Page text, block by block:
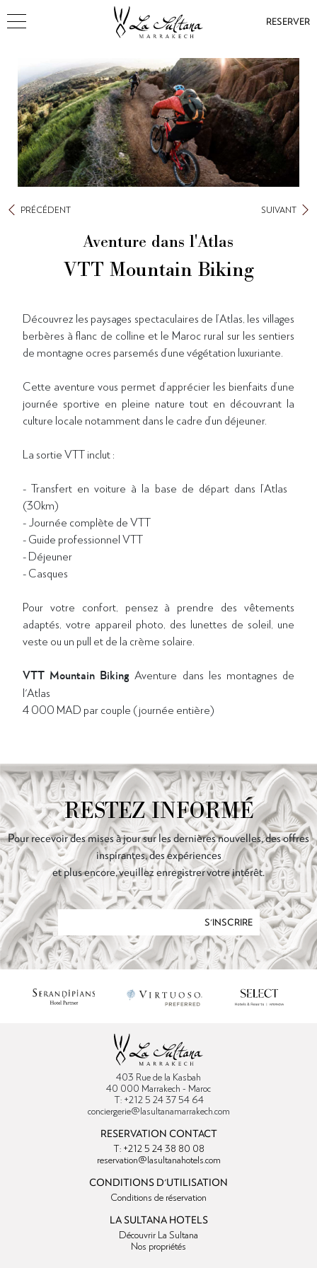
RESERVER
Aventure dans l'Atlas
VTT Mountain Biking
PRÉCÉDENT SUIVANT
Découvrez les paysages spectaculaires de l’Atlas, les villages
berbères à flanc de colline et le Maroc rural sur les sentiers
de montagne ocres parsemés d’une végétation luxuriante.
Cette aventure vous permet d’apprécier les bienfaits d’une
journée sportive en pleine nature tout en découvrant la
culture locale notamment dans le cadre d’un déjeuner.
La sortie VTT inclut :
- Transfert en voiture à la base de départ dans l’Atlas
(30km)
- Journée complète de VTT
- Guide professionnel VTT
- Déjeuner
- Casques
Pour votre confort, pensez à prendre des vêtements
adaptés, votre appareil photo, des lunettes de soleil, une
veste ou un pull et de la crème solaire.
VTT Mountain Biking Aventure dans les montagnes de
l'Atlas
4 000 MAD par couple (journée entière)
RESTEZ INFORMÉ
Pour recevoir des mises à jour sur les dernières nouvelles, des offres
inspirantes, des expériences
et plus encore, veuillez enregistrer votre intérêt.
S'INSCRIRE
403 Rue de la Kasbah
40 000 Marrakech - Maroc
T: +212 5 24 37 54 64
conciergerie@lasultanamarrakech.com
RESERVATION CONTACT
T: +212 5 24 38 80 08
reservation@lasultanahotels.com
CONDITIONS D'UTILISATION
Conditions de réservation
LA SULTANA HOTELS
Découvrir La Sultana
Nos propriétés